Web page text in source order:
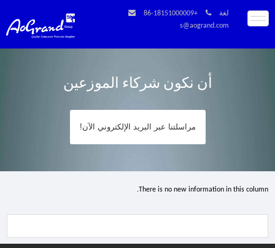
لغة
+86-18151000009
s@aogrand.com
أن نكون شركاء الموزعين
مراسلتنا عبر البريد الإلكتروني الآن!
There is no new information in this column.